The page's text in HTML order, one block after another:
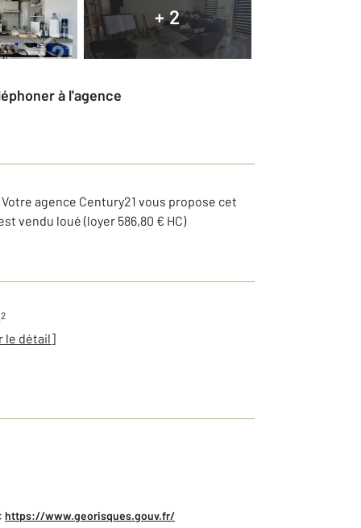
+ 2
à l'agence
agence Century21 vous propose cet
vendu loué (loyer 586,80 € HC)
2
le détail]
https://www.georisques.gouv.fr/